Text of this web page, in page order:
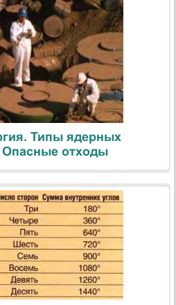
Типы ядерных
Опасные отходы